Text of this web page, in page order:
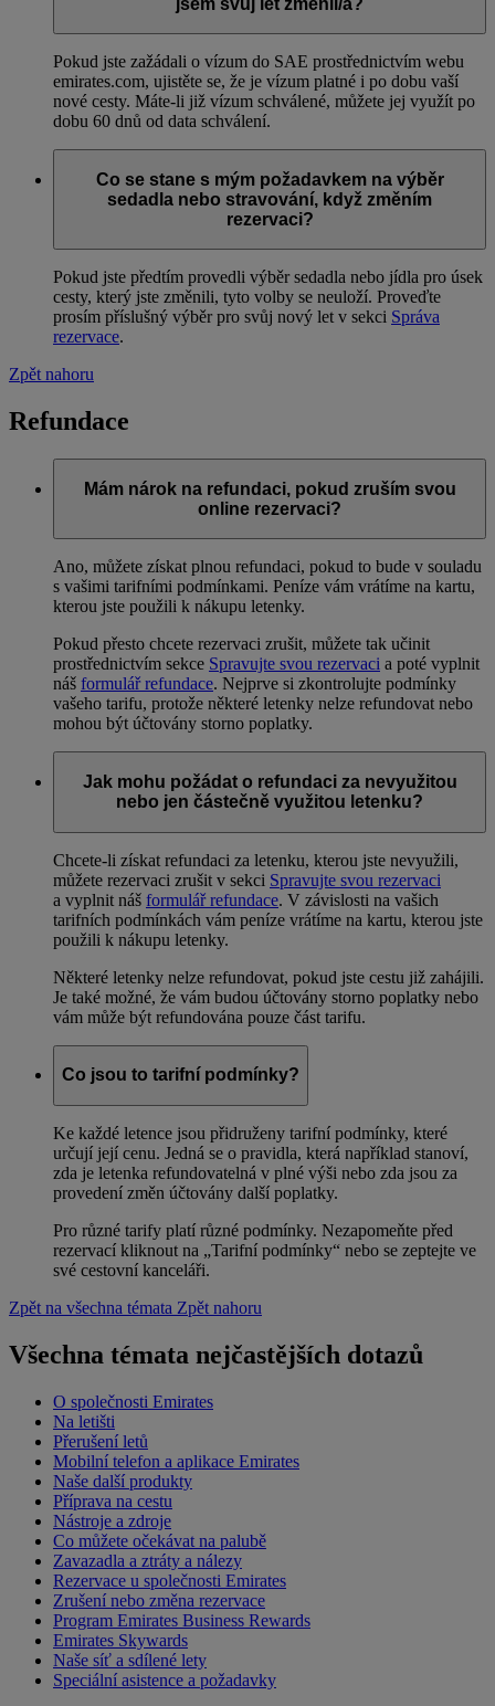
Pokud jste zažádali o vízum do SAE prostřednictvím webu
emirates.com, ujistěte se, že je vízum platné i po dobu vaší
nové cesty. Máte-li již vízum schválené, můžete jej využít po
dobu 60 dnů od data schválení.
Co se stane s mým požadavkem na výběr
sedadla nebo stravování, když změním
rezervaci?
Pokud jste předtím provedli výběr sedadla nebo jídla pro úsek
cesty, který jste změnili, tyto volby se neuloží. Proveďte
prosím příslušný výběr pro svůj nový let v sekci Správa
rezervace.
Zpět nahoru
Refundace
Mám nárok na refundaci, pokud zruším svou
online rezervaci?
Ano, můžete získat plnou refundaci, pokud to bude v souladu
s vašimi tarifními podmínkami. Peníze vám vrátíme na kartu,
kterou jste použili k nákupu letenky.
Pokud přesto chcete rezervaci zrušit, můžete tak učinit
prostřednictvím sekce Spravujte svou rezervaci a poté vyplnit
náš formulář refundace. Nejprve si zkontrolujte podmínky
vašeho tarifu, protože některé letenky nelze refundovat nebo
mohou být účtovány storno poplatky.
Jak mohu požádat o refundaci za nevyužitou
nebo jen částečně využitou letenku?
Chcete-li získat refundaci za letenku, kterou jste nevyužili,
můžete rezervaci zrušit v sekci Spravujte svou rezervaci
a vyplnit náš formulář refundace. V závislosti na vašich
tarifních podmínkách vám peníze vrátíme na kartu, kterou jste
použili k nákupu letenky.
Některé letenky nelze refundovat, pokud jste cestu již zahájili.
Je také možné, že vám budou účtovány storno poplatky nebo
vám může být refundována pouze část tarifu.
Co jsou to tarifní podmínky?
Ke každé letence jsou přidruženy tarifní podmínky, které
určují její cenu. Jedná se o pravidla, která například stanoví,
zda je letenka refundovatelná v plné výši nebo zda jsou za
provedení změn účtovány další poplatky.
Pro různé tarify platí různé podmínky. Nezapomeňte před
rezervací kliknout na „Tarifní podmínky“ nebo se zeptejte ve
své cestovní kanceláři.
Zpět na všechna témata Zpět nahoru
Všechna témata nejčastějších dotazů
O společnosti Emirates
Na letišti
Přerušení letů
Mobilní telefon a aplikace Emirates
Naše další produkty
Příprava na cestu
Nástroje a zdroje
Co můžete očekávat na palubě
Zavazadla a ztráty a nálezy
Rezervace u společnosti Emirates
Zrušení nebo změna rezervace
Program Emirates Business Rewards
Emirates Skywards
Naše síť a sdílené lety
Speciální asistence a požadavky